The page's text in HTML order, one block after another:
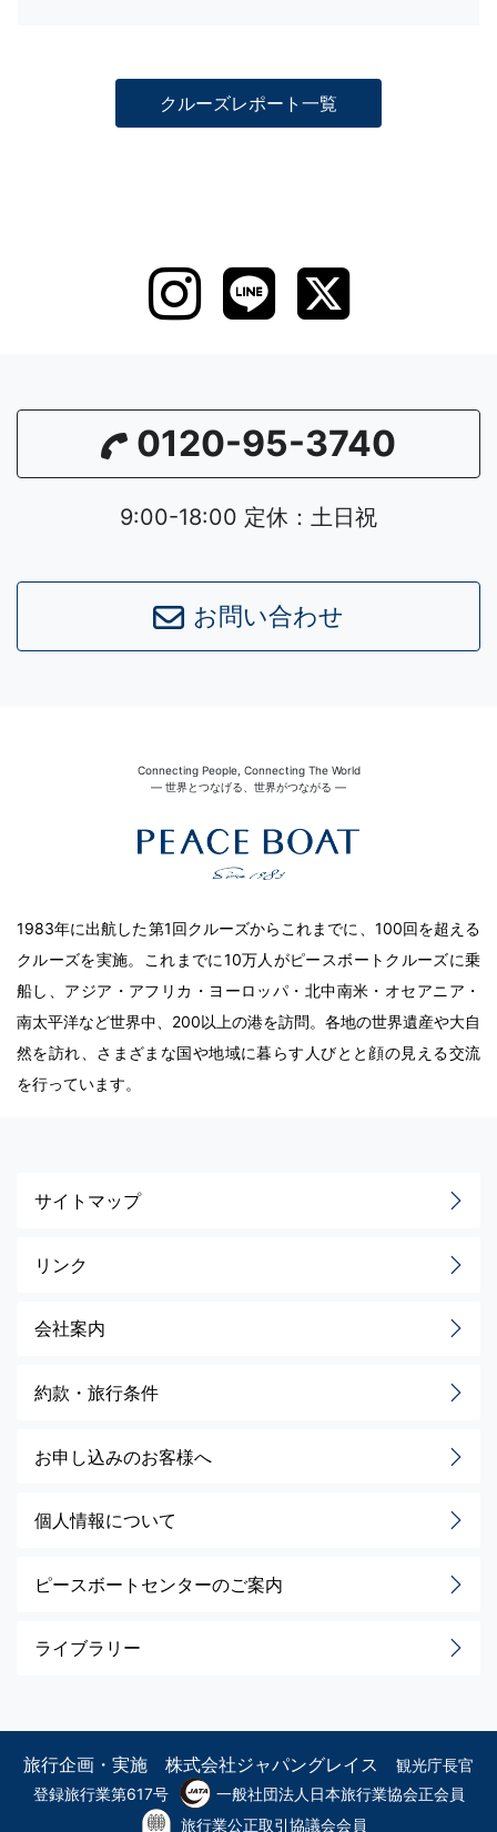
クルーズレポート一覧
0120-95-3740
9:00-18:00 定休：土日祝
お問い合わせ
Connecting People, Connecting The World
― 世界とつなげる、世界がつながる ―
1983年に出航した第1回クルーズからこれまでに、100回を超える
クルーズを実施。これまでに10万人がピースボートクルーズに乗
船し、アジア・アフリカ・ヨーロッパ・北中南米・オセアニア・
南太平洋など世界中、200以上の港を訪問。各地の世界遺産や大自
然を訪れ、さまざまな国や地域に暮らす人びとと顔の見える交流
を行っています。
サイトマップ
リンク
会社案内
約款・旅行条件
お申し込みのお客様へ
個人情報について
ピースボートセンターのご案内
ライブラリー
旅行企画・実施 株式会社ジャパングレイス 観光庁長官
登録旅行業第617号
一般社団法人日本旅行業協会正会員
旅行業公正取引協議会会員